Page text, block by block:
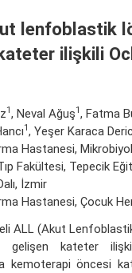
lenfoblastik
ilişkili
1 , Neval Ağuş1 , Fatma
1 , Yeşer Karaca
Hastanesi,
Fakültesi, Tepecik
İzmir
Hastanesi, Çocuk
ALL (Akut
gelişen kateter
kemoterapi öncesi